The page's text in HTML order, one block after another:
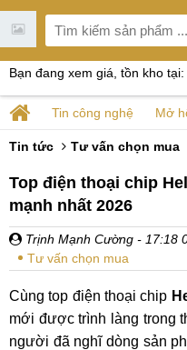
Bạn đang xem giá, tồn kho tại:
Tin công nghệ Mở
Tin tức Tư vấn chọn mua
Top điện thoại chip
mạnh nhất 2026
Trịnh Mạnh Cường - 17:18
Tư vấn chọn mua
Cùng top điện thoại chip
mới được trình làng trong
người đã nghĩ dòng sản